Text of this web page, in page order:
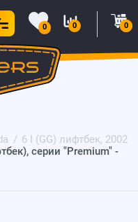
0 0 0
6 I (GG) лифтбек, 2002
серии "Premium" -